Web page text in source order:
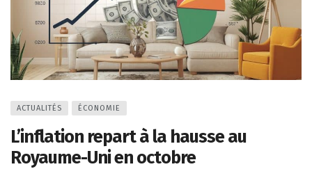
ACTUALITÉS ÉCONOMIE
L’inflation repart à la hausse au
Royaume-Uni en octobre